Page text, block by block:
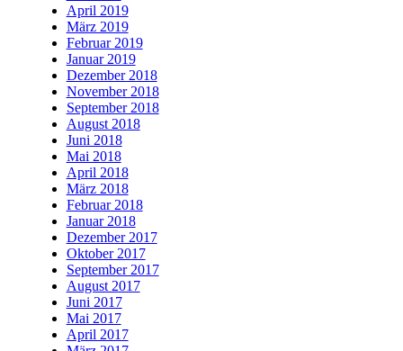
April 2019
März 2019
Februar 2019
Januar 2019
Dezember 2018
November 2018
September 2018
August 2018
Juni 2018
Mai 2018
April 2018
März 2018
Februar 2018
Januar 2018
Dezember 2017
Oktober 2017
September 2017
August 2017
Juni 2017
Mai 2017
April 2017